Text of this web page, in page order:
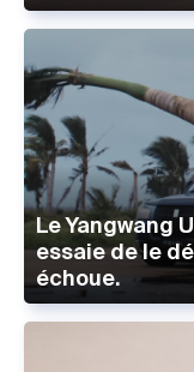
Le Yangwang
essaie de le
échoue.